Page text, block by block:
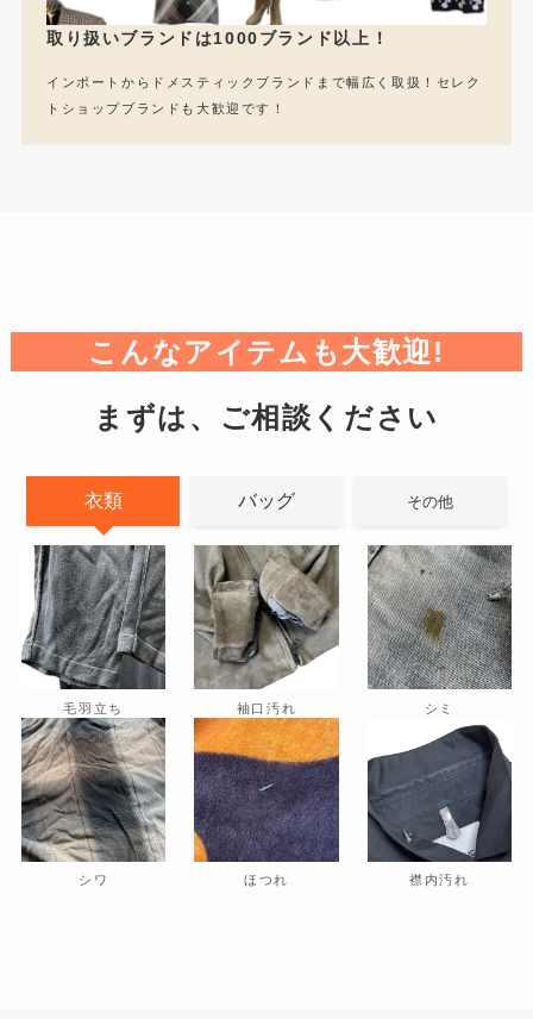
取り扱いブランドは1000ブランド以上！
インポートからドメスティックブランドまで幅広く取扱！セレク
トショップブランドも大歓迎です！
こんなアイテムも大歓迎!
まずは、ご相談ください
衣類 バッグ その他
毛羽立ち 袖口汚れ シミ
シワ ほつれ 襟内汚れ